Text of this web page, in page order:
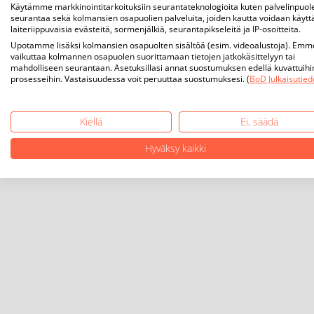
Käytämme markkinointitarkoituksiin seurantateknologioita kuten
seurantaa sekä kolmansien osapuolien palveluita, joiden kautta voidaan
laiteriippuvaisia evästeitä, sormenjälkiä, seurantapikseleitä ja IP-osoitteita.
Upotamme lisäksi kolmansien osapuolten sisältöä (esim. videoalustoja).
vaikuttaa kolmannen osapuolen suorittamaan tietojen jatkokäsittelyyn tai
mahdolliseen seurantaan. Asetuksillasi annat suostumuksen edellä
prosesseihin. Vastaisuudessa voit peruuttaa suostumuksesi. (BoD
Kiellä
Ei, säädä
Hyväksy kaikki